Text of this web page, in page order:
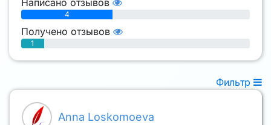
Фильтр
Anna Loskomoeva
4
Получено отзывов
1